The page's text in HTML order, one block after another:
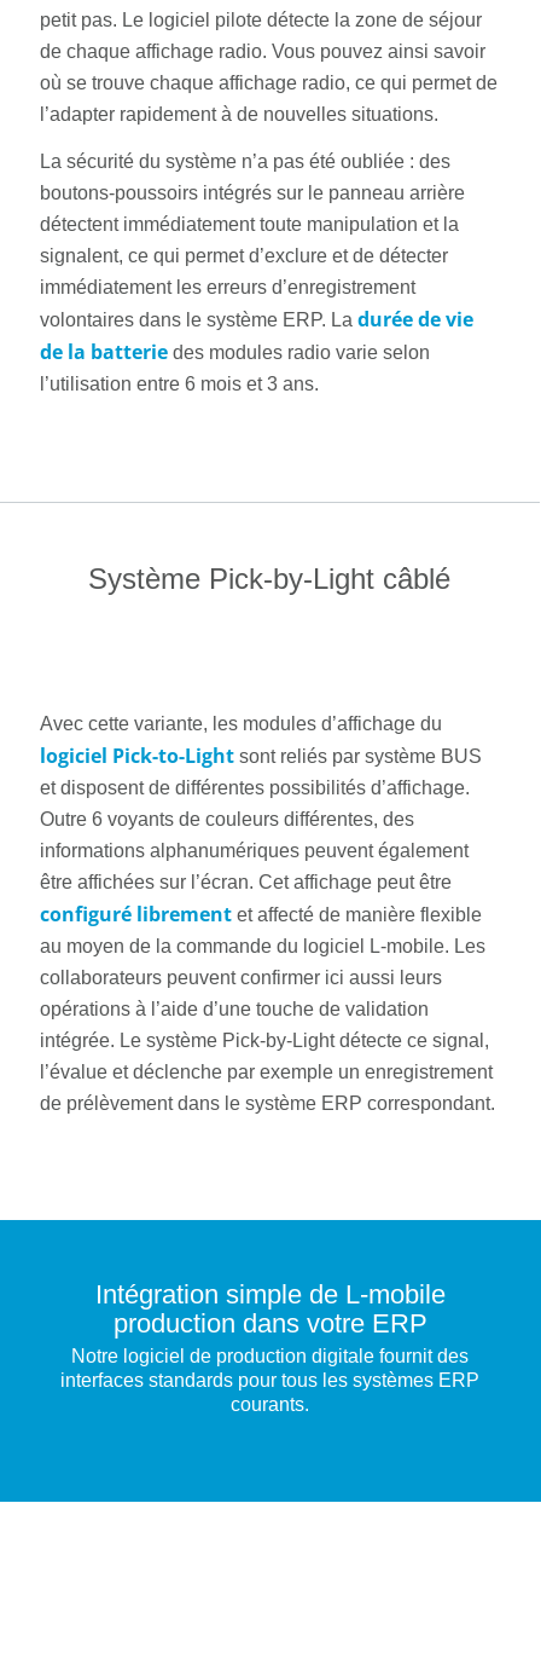
petit pas. Le logiciel pilote détecte la zone de séjour
de chaque affichage radio. Vous pouvez ainsi savoir
où se trouve chaque affichage radio, ce qui permet de
l’adapter rapidement à de nouvelles situations.
La sécurité du système n’a pas été oubliée : des
boutons-poussoirs intégrés sur le panneau arrière
détectent immédiatement toute manipulation et la
signalent, ce qui permet d’exclure et de détecter
immédiatement les erreurs d’enregistrement
volontaires dans le système ERP. La durée de vie
de la batteriedes modules radio varie selon
l’utilisation entre 6 mois et 3 ans.
Système Pick-by-Light câblé
Avec cette variante, les modules d’affichage du
logiciel Pick-to-Lightsont reliés par système BUS
et disposent de différentes possibilités d’affichage.
Outre 6 voyants de couleurs différentes, des
informations alphanumériques peuvent également
être affichées sur l’écran. Cet affichage peut être
configuré librementet affecté de manière flexible
au moyen de la commande du logiciel L-mobile. Les
collaborateurs peuvent confirmer ici aussi leurs
opérations à l’aide d’une touche de validation
intégrée. Le système Pick-by-Light détecte ce signal,
l’évalue et déclenche par exemple un enregistrement
de prélèvement dans le système ERP correspondant.
Intégration simple de L-mobile
production dans votre ERP
Notre logiciel de production digitale fournit des
interfaces standards pour tous les systèmes ERP
courants.